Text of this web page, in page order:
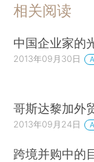
相关阅读
中国企业家的
2013年09月30日
哥斯达黎加外
2013年09月24日
跨境并购中的